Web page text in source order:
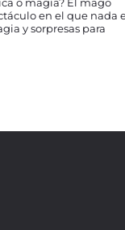
en el que nada
y sorpresas para